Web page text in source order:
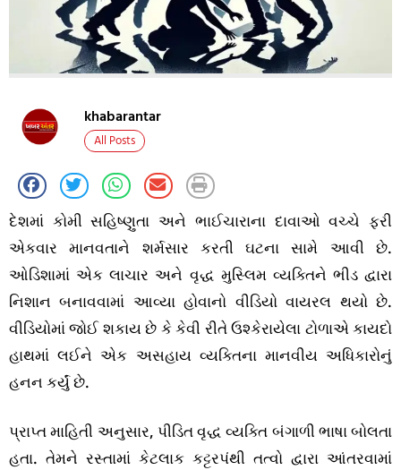
khabarantar
All Posts
દેશમાં કોમી સહિષ્ણુતા અને ભાઈચારાના દાવાઓ વચ્ચે ફરી
એકવાર માનવતાને શર્મસાર કરતી ઘટના સામે આવી છે.
ઓડિશામાં એક લાચાર અને વૃદ્ધ મુસ્લિમ વ્યક્તિને ભીડ દ્વારા
નિશાન બનાવવામાં આવ્યા હોવાનો વીડિયો વાયરલ થયો છે.
વીડિયોમાં જોઈ શકાય છે કે કેવી રીતે ઉશ્કેરાયેલા ટોળાએ કાયદો
હાથમાં લઈને એક અસહાય વ્યક્તિના માનવીય અધિકારોનું
હનન કર્યું છે.
પ્રાપ્ત માહિતી અનુસાર, પીડિત વૃદ્ધ વ્યક્તિ બંગાળી ભાષા બોલતા
હતા. તેમને રસ્તામાં કેટલાક કટ્ટરપંથી તત્વો દ્વારા આંતરવામાં